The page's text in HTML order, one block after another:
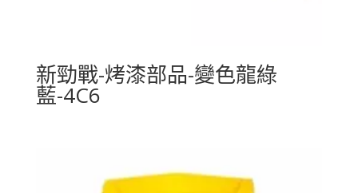
新勁戰-烤漆部品-變色龍綠
藍-4C6